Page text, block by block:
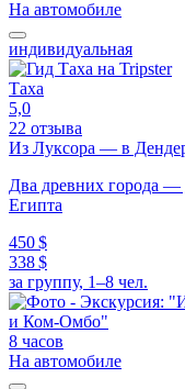
На автомобиле
индивидуальная
Таха
5,0
22 отзыва
Из Луксора — в
Два древних города
Египта
450 $
338 $
за группу, 1–8 чел.
8 часов
На автомобиле